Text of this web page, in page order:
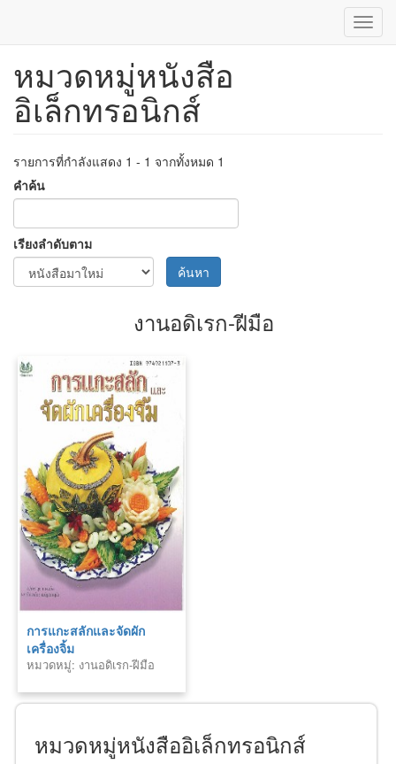
ข้าม
เนื้อหา
หมวดหมู่หนังสือ
อิเล็กทรอนิกส์
รายการที่กำลังแสดง 1 - 1 จากทั้งหมด 1
คำค้น
เรียงลำดับตาม
ค้นหา
งานอดิเรก-ฝีมือ
การแกะสลักและจัดผัก
เครื่องจิ้ม
หมวดหมู่: งานอดิเรก-ฝีมือ
หมวดหมู่หนังสืออิเล็กทรอนิกส์